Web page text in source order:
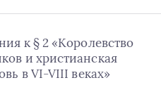
к § 2 «Королевство
и христианская
в VI-VIII веках»